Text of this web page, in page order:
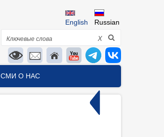
Russian
English
Поиск X
СМИ О НАС